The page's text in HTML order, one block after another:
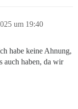
um 19:40
habe keine Ahnung,
auch haben, da wir